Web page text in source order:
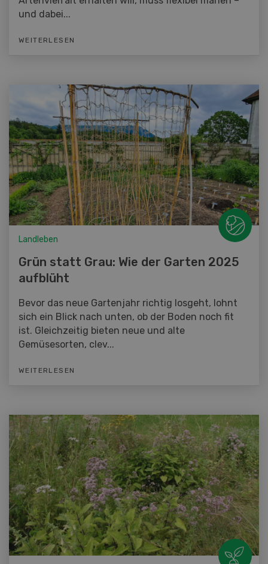
und dabei...
WEITERLESEN
Landleben
Grün statt Grau: Wie der Garten 2025
aufblüht
Bevor das neue Gartenjahr richtig losgeht, lohnt
sich ein Blick nach unten, ob der Boden noch fit
ist. Gleichzeitig bieten neue und alte
Gemüsesorten, clev...
WEITERLESEN